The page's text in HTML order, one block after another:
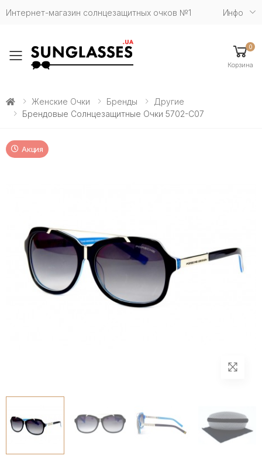
Интернет-магазин солнцезащитных очков №1 Инфо
Toggle mobile menu
0
Корзина
Женские Очки Бренды
Другие
Брендовые Солнцезащитные Очки 5702-С07
Акция